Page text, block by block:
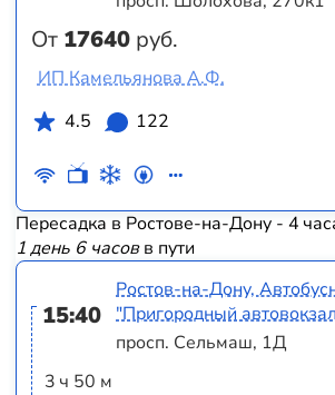
От 17640 руб.
ИП Камельянова А.Ф.
4.5
122
Пересадка в Ростове-на-Дону - 4
1 день 6 часовв пути
15:40
3 ч 50 м
Ростов-на-Дону,
"Пригородный
просп. Сельмаш, 1Д